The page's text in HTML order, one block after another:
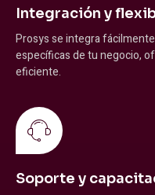
Integración y
Prosys se integra
específicas de tu negocio,
eficiente.
Soporte y